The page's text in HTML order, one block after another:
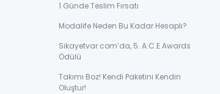
1 Günde Teslim Fırsatı
Modalife Neden Bu Kadar Hesaplı?
Sikayetvar.com’da, 5. A.C.E Awards
Ödülü
Takımı Boz! Kendi Paketini Kendin
Oluştur!